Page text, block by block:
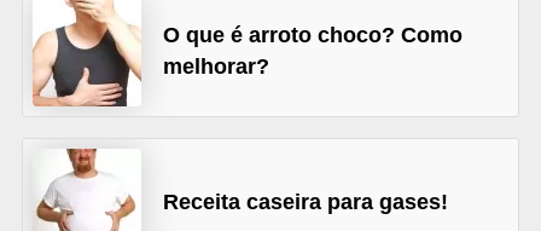
O que é arroto choco? Como
melhorar?
Receita caseira para gases!
a
D
e
t